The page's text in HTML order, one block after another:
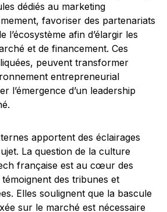
dédiés au marketing
favoriser des partenariats
l’écosystème afin d’élargir les
et de financement. Ces
peuvent transformer
entrepreneurial
l’émergence d’un leadership
apportent des éclairages
La question de la culture
française est au cœur des
des tribunes et
Elles soulignent que la bascule
sur le marché est nécessaire